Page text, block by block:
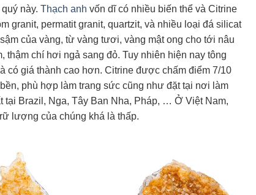
này. Thạch anh vốn dĩ có nhiều biến thể và Citrine
granit, permatit granit, quartzit, và nhiều loại đá silicat
của vàng, từ vàng tươi, vàng mật ong cho tới nâu
chí hơi ngả sang đỏ. Tuy nhiên hiện nay tông
có giá thành cao hơn. Citrine được chấm điểm 7/10
phù hợp làm trang sức cũng như đặt tại nơi làm
Brazil, Nga, Tây Ban Nha, Pháp, … Ở Việt Nam,
lượng của chúng khá là thấp.